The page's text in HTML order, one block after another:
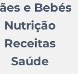
e Bebés
Nutrição
Receitas
Saúde